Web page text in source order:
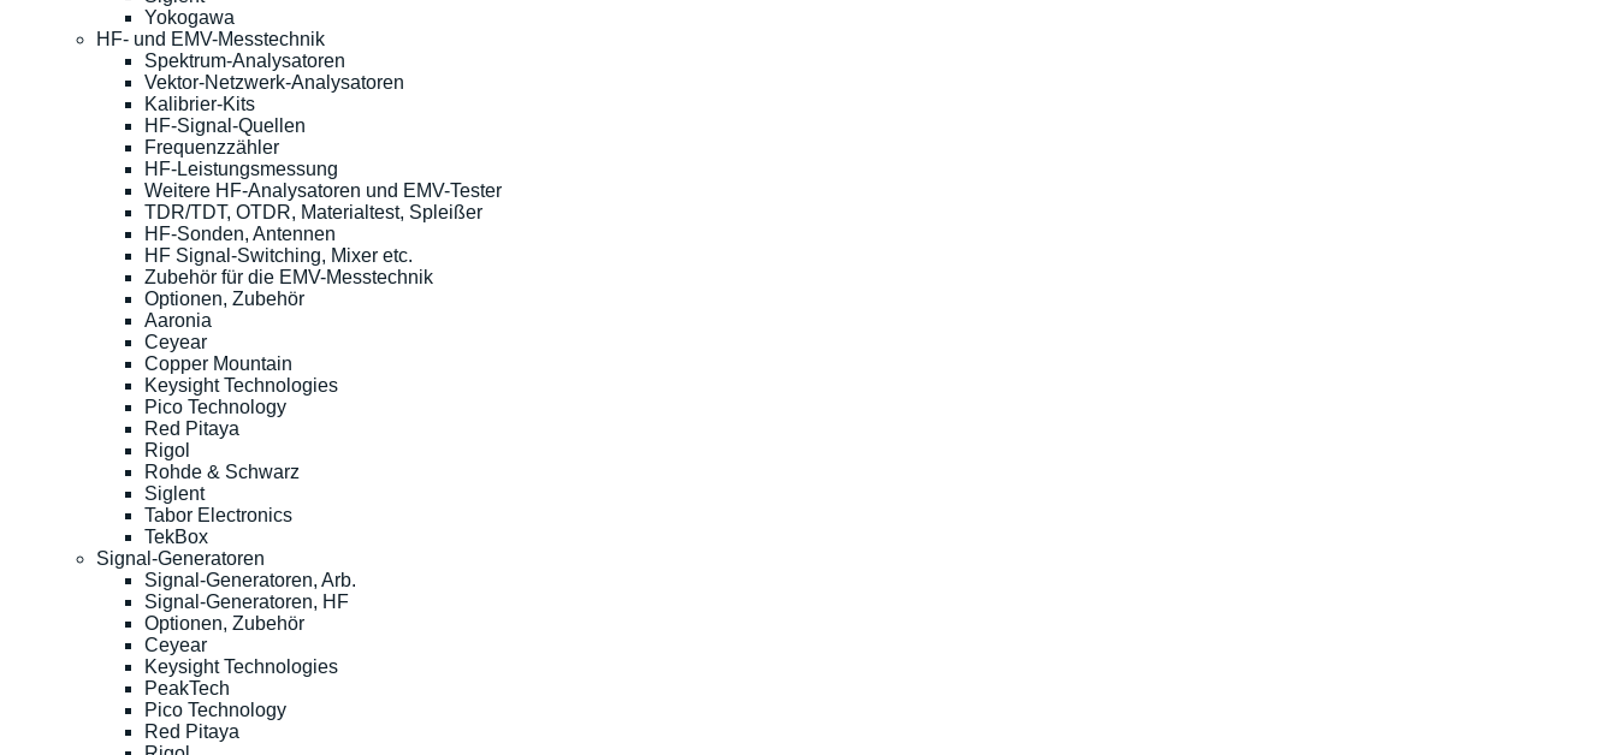
Yokogawa
HF- und EMV-Messtechnik
Spektrum-Analysatoren
Vektor-Netzwerk-Analysatoren
Kalibrier-Kits
HF-Signal-Quellen
Frequenzzähler
HF-Leistungsmessung
Weitere HF-Analysatoren und EMV-Tester
TDR/TDT, OTDR, Materialtest, Spleißer
HF-Sonden, Antennen
HF Signal-Switching, Mixer etc.
Zubehör für die EMV-Messtechnik
Optionen, Zubehör
Aaronia
Ceyear
Copper Mountain
Keysight Technologies
Pico Technology
Red Pitaya
Rigol
Rohde & Schwarz
Siglent
Tabor Electronics
TekBox
Signal-Generatoren
Signal-Generatoren, Arb.
Signal-Generatoren, HF
Optionen, Zubehör
Ceyear
Keysight Technologies
PeakTech
Pico Technology
Red Pitaya